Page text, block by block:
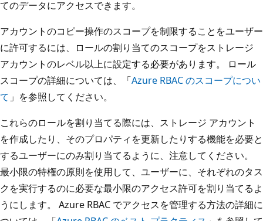
てのデータにアクセスできます。
アカウントのコピー操作のスコープを制限することをユーザー
に許可するには、ロールの割り当てのスコープをストレージ
アカウントのレベル以上に設定する必要があります。 ロール
スコープの詳細については、「Azure RBAC のスコープについ
て 」を参照してください。
これらのロールを割り当てる際には、ストレージ アカウント
を作成したり、そのプロパティを更新したりする機能を必要と
するユーザーにのみ割り当てるように、注意してください。
最小限の特権の原則を使用して、ユーザーに、それぞれのタス
クを実行するのに必要な最小限のアクセス許可を割り当てるよ
うにします。 Azure RBAC でアクセスを管理する方法の詳細に